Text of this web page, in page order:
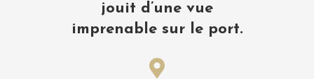
jouit d’une vue
imprenable sur le port.